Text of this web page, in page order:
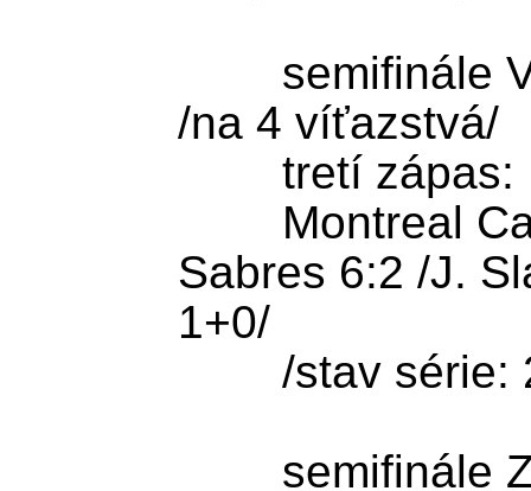
/na 4 víťazstvá/
Sabres 6:2 /J.
1+0/